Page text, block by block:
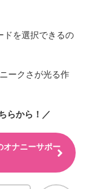
ドを選択できるの
ークさが光る作
らから！／
オナニーサポー